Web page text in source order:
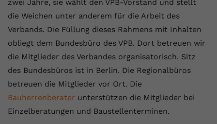
zwei Jahre, sie wählt den VPB-Vorstand und stellt
die Weichen unter anderem für die Arbeit des
Verbands. Die Füllung dieses Rahmens mit Inhalten
obliegt dem Bundesbüro des VPB. Dort betreuen wir
die Mitglieder des Verbandes organisatorisch. Sitz
des Bundesbüros ist in Berlin. Die Regionalbüros
betreuen die Mitglieder vor Ort. Die
Bauherrenberater unterstützen die Mitglieder bei
Einzelberatungen und Baustellenterminen.
Anbieter VPB.de
Laufzeit Session
Zweck
Dieses Cookie wird verwendet, um die
Speicherung von
Benutzereinstellungen zu ermöglichen.
Website zuzuordnen.
Laufzeit 2 Jahre
Zweck
Vimeo installiert dieses Cookie, um
Tracking-Informationen zu sammeln,
indem es eine eindeutige ID zum
Einbetten von Videos auf der Website
setzt.
Name CONSENT